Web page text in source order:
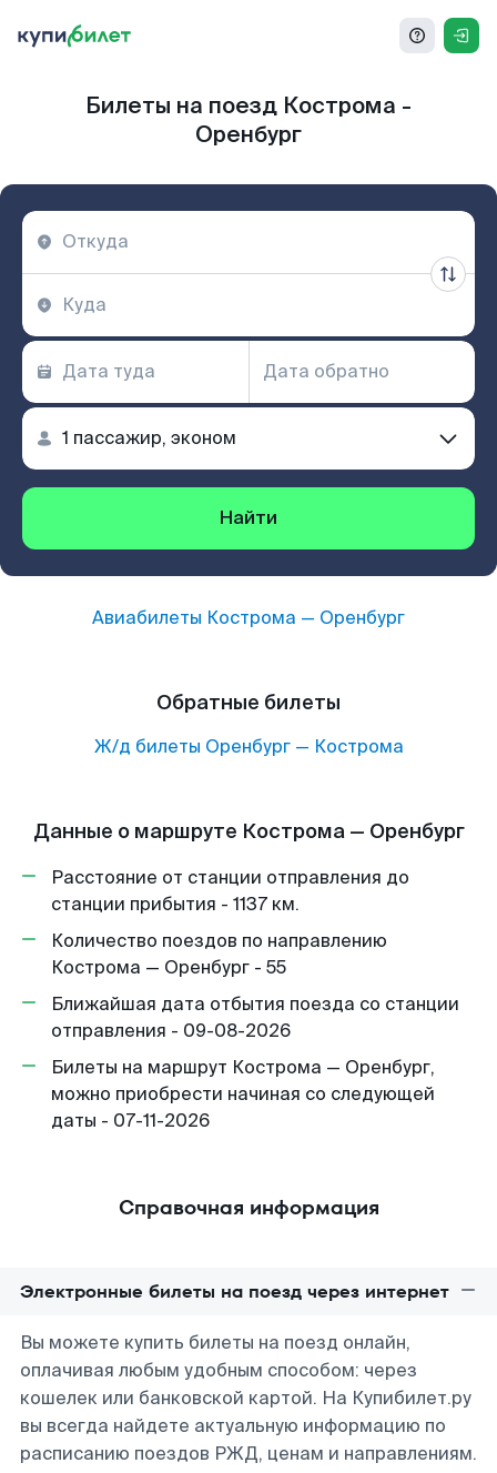
Билеты на поезд Кострома -
Оренбург
Найти
Авиабилеты Кострома — Оренбург
Обратные билеты
Ж/д билеты Оренбург— Кострома
Данные о маршруте Кострома — Оренбург
Расстояние от станции отправления до
станции прибытия - 1137 км.
Количество поездов по направлению
Кострома — Оренбург - 55
Ближайшая дата отбытия поезда со станции
отправления - 09-08-2026
Билеты на маршрут Кострома — Оренбург,
можно приобрести начиная со следующей
даты - 07-11-2026
Справочная информация
Электронные билеты на поезд через интернет
Вы можете купить билеты на поезд онлайн,
оплачивая любым удобным способом: через
кошелек или банковской картой. На Купибилет.ру
вы всегда найдете актуальную информацию по
расписанию поездов РЖД, ценам и направлениям.